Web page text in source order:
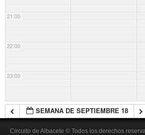
21:00
22:00
23:00
SEMANA DE SEPTIEMBRE 18
Circuito de Albacete © Todos los derechos